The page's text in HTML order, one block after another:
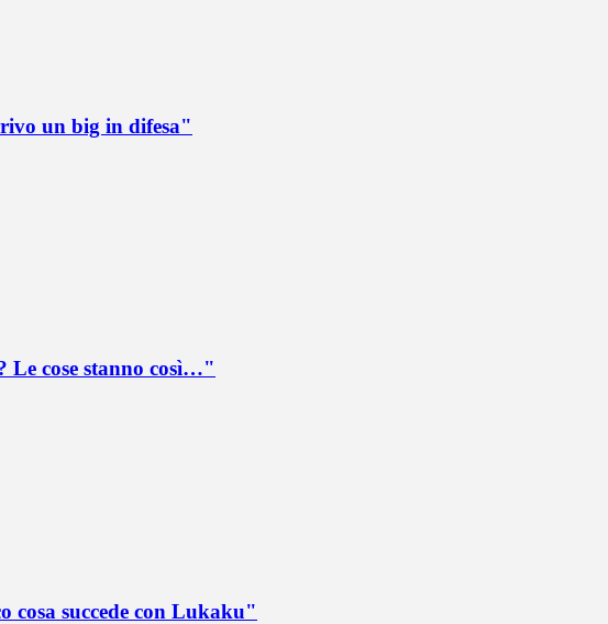
un big in difesa"
Le cose stanno così…"
cosa succede con Lukaku"